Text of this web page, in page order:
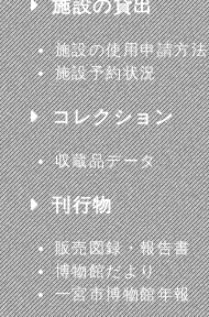
施設の貸出
施設の使用申請方法
施設予約状況
コレクション
収蔵品データ
刊行物
販売図録・報告書
博物館だより
一宮市博物館年報